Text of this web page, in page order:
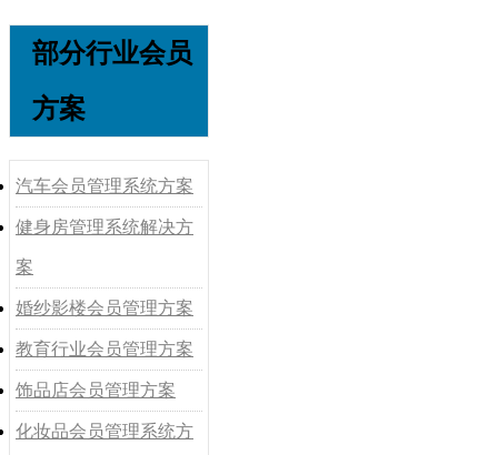
部分行业会员
方案
汽车会员管理系统方案
健身房管理系统解决方
案
婚纱影楼会员管理方案
教育行业会员管理方案
饰品店会员管理方案
化妆品会员管理系统方